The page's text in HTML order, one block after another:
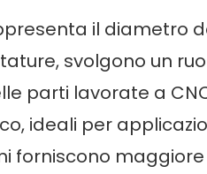
il diametro
svolgono un
parti lavorate a
ideali per
forniscono